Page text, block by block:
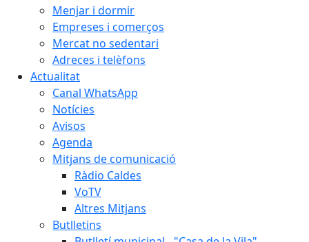
Menjar i dormir
Empreses i comerços
Mercat no sedentari
Adreces i telèfons
Actualitat
Canal WhatsApp
Notícies
Avisos
Agenda
Mitjans de comunicació
Ràdio Caldes
VoTV
Altres Mitjans
Butlletins